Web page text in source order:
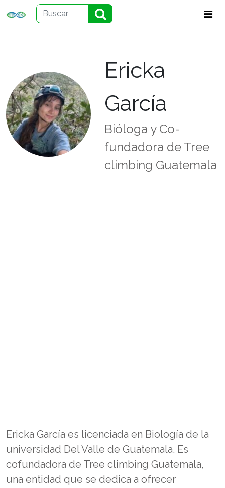
Ericka
García
Bióloga y Co-
fundadora de Tree
climbing Guatemala
Ericka García es licenciada en Biología de la
universidad Del Valle de Guatemala. Es
cofundadora de Tree climbing Guatemala,
una entidad que se dedica a ofrecer